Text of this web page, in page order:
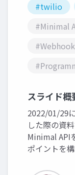
#twilio
#Minimal
スライド概
2022/01/29
した際の資料
Minimal API
ポイントを